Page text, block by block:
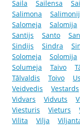
Saila
Sailensa
Salimona
Salomeja
Salomija
Santijs
Santo
Sindijs
Sindra
Solomeja
Solomija
Solumeja
Taivo
Tālvaldis
Toivo
Veidvedis
Vestards
Vidvars
Vidvuts
Viesturis
Vieturs
Vilita
Vilja